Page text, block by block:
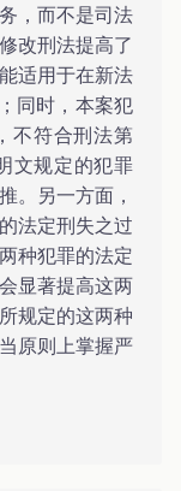
，而不是司法
改刑法提高了
适用于在新法
同时，本案犯
不符合刑法第
文规定的犯罪
。另一方面，
法定刑失之过
种犯罪的法定
显著提高这两
规定的这两种
原则上掌握严